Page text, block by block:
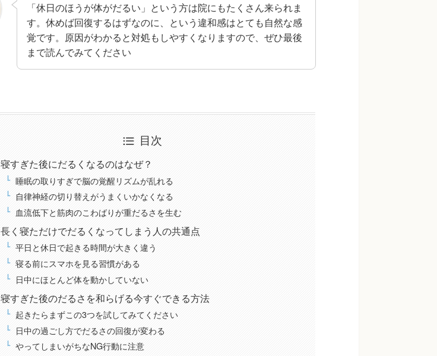
「休日のほうが体がだるい」という方は院にもたくさん来られま
す。休めば回復するはずなのに、という違和感はとても自然な感
覚です。原因がわかると対処もしやすくなりますので、ぜひ最後
まで読んでみてください
目次
寝すぎた後にだるくなるのはなぜ？
睡眠の取りすぎで脳の覚醒リズムが乱れる
自律神経の切り替えがうまくいかなくなる
血流低下と筋肉のこわばりが重だるさを生む
長く寝ただけでだるくなってしまう人の共通点
平日と休日で起きる時間が大きく違う
寝る前にスマホを見る習慣がある
日中にほとんど体を動かしていない
寝すぎた後のだるさを和らげる今すぐできる方法
起きたらまずこの3つを試してみてください
日中の過ごし方でだるさの回復が変わる
やってしまいがちなNG行動に注意